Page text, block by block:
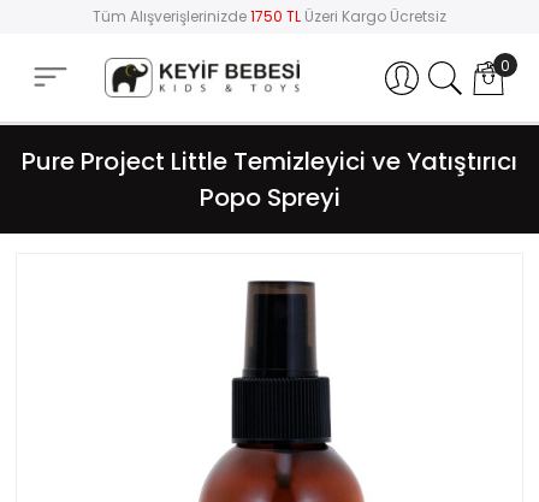
Tüm Alışverişlerinizde1750 TL Üzeri Kargo Ücretsiz
Hesabım 0
Pure Project Little Temizleyici ve Yatıştırıcı
Popo Spreyi